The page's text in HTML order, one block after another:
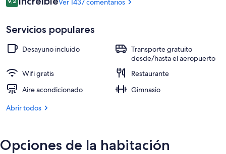
Caja fuerte, escritorio, cortinas
de9,2 de 10 Ver 1437 comentarios
Servicios populares
Desayuno incluido
Transporte gratuito
desde/hasta el aeropuerto
Wifi gratis
Restaurante
Aire acondicionado
Gimnasio
Abrir todos
Opciones de la habitación